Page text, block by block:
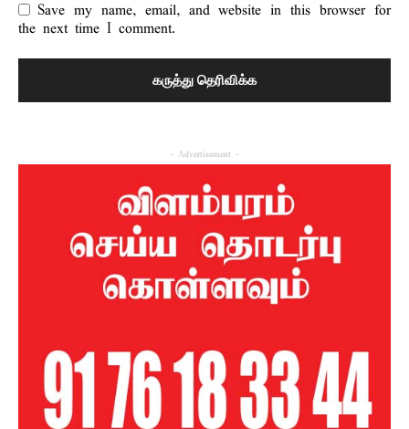
Save my name, email, and website in this browser for
the next time I comment.
- Advertisement -